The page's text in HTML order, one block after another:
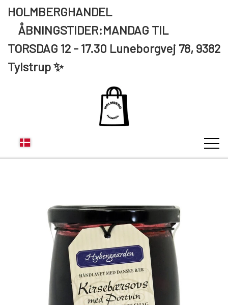
HOLMBERGHANDEL
ÅBNINGSTIDER:MANDAG TIL
TORSDAG 12 - 17.30 Luneborgvej 78, 9382
Tylstrup ✨
OM OS
KONTAKT OS